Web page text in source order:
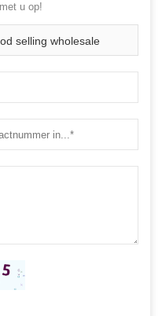
u op!
selling wholesale